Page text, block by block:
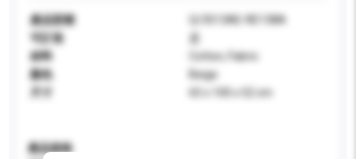
產品型號
Q/3513AE-RE138A
可訂造
是
材料
Cotton, Fabric
顏色
Beige
65 x 100 x 52 cm
產品規格